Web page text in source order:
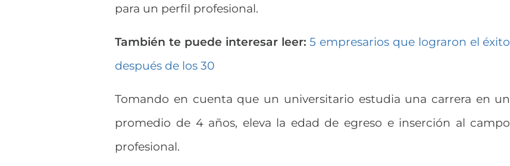
para un perfil profesional.
También te puede interesar leer: 5 empresarios que lograron el éxito
después de los 30
Tomando en cuenta que un universitario estudia una carrera en un
promedio de 4 años, eleva la edad de egreso e inserción al campo
profesional.